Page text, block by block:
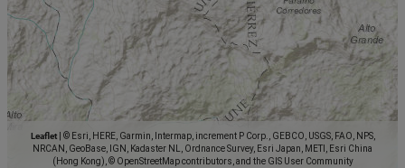
Leaflet
© Esri, HERE, Garmin, Intermap, increment P Corp., GEBCO, USGS, FAO, NPS,
NRCAN, GeoBase, IGN, Kadaster NL, Ordnance Survey, Esri Japan, METI, Esri China
(Hong Kong), © OpenStreetMap contributors, and the GIS User Community